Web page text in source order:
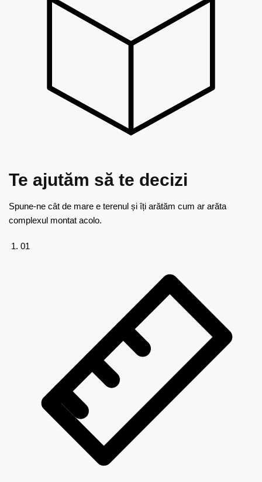
Te ajutăm să te decizi
Spune-ne cât de mare e terenul și îți arătăm cum ar arăta
complexul montat acolo.
01